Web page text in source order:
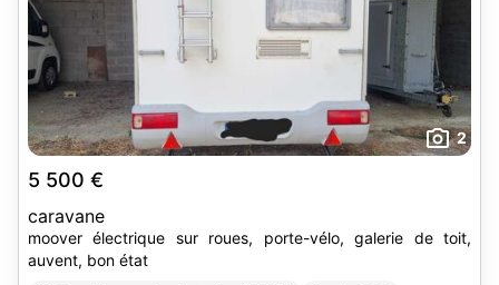
2
5 500 €
caravane
moover électrique sur roues, porte-vélo, galerie de toit,
auvent, bon état